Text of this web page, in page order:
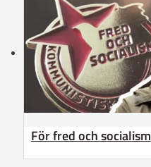
För fred och socialism